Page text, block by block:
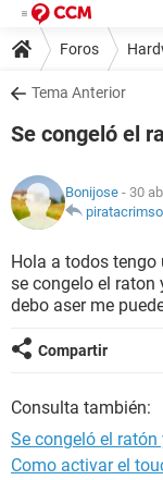
Foros
Tema Anterior
Se congeló el
Bonijose - 30
Hola a todos
se congelo el raton
debo aser me
Compartir
Consulta también:
Se congeló el
Como activar el